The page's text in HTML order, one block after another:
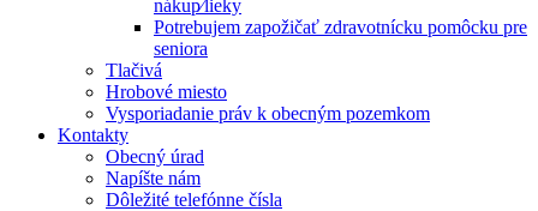
nákup⁄lieky
Potrebujem zapožičať zdravotnícku pomôcku pre
seniora
Tlačivá
Hrobové miesto
Vysporiadanie práv k obecným pozemkom
Kontakty
Obecný úrad
Napíšte nám
Dôležité telefónne čísla